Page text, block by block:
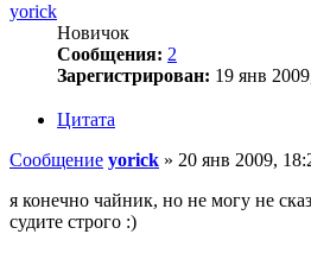
yorick
Новичок
Сообщения: 2
Зарегистрирован: 19 янв
Цитата
Сообщение yorick » 20 янв 2009,
я конечно чайник, но не могу не
судите строго :)